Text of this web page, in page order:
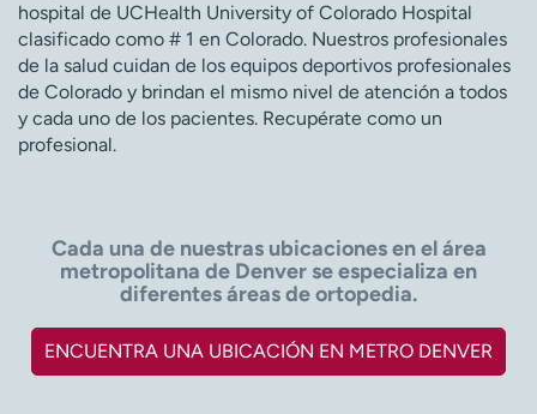
hospital de UCHealth University of Colorado Hospital
clasificado como # 1 en Colorado. Nuestros profesionales
de la salud cuidan de los equipos deportivos profesionales
de Colorado y brindan el mismo nivel de atención a todos
y cada uno de los pacientes. Recupérate como un
profesional.
Cada una de nuestras ubicaciones en el área
metropolitana de Denver se especializa en
diferentes áreas de ortopedia.
ENCUENTRA UNA UBICACIÓN EN METRO DENVER